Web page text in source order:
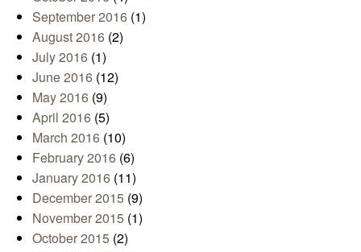
September 2016 (1)
August 2016 (2)
July 2016 (1)
June 2016 (12)
May 2016 (9)
April 2016 (5)
March 2016 (10)
February 2016 (6)
January 2016 (11)
December 2015 (9)
November 2015 (1)
October 2015 (2)